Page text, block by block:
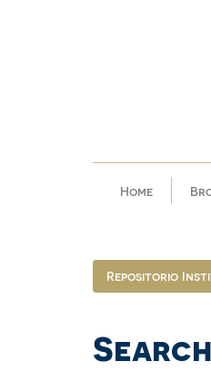
Home
Repositorio
Search